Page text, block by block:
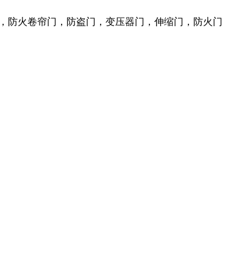
防火卷帘门，防盗门，变压器门，伸缩门，防火门